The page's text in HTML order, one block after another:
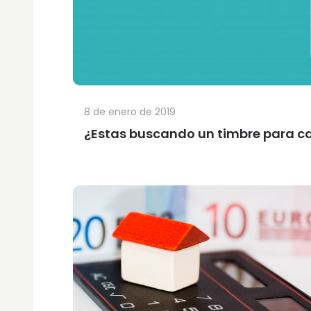
¿Estas buscando un timbre para
8 de enero de 2019